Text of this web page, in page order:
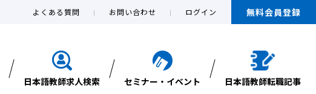
よくある質問 お問い合わせ ログイン 無料会員登録
日本語教師求人検索 セミナー・イベント 日本語教師転職記事